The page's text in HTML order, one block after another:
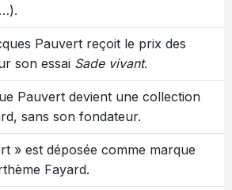
Pauvert reçoit le prix des
son essai Sade vivant.
Pauvert devient une collection
sans son fondateur.
» est déposée comme marque
Fayard.